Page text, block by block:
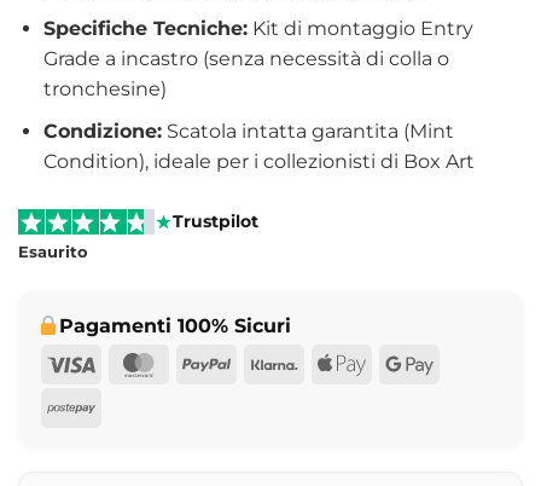
Specifiche Tecniche:Kit di montaggio Entry
Grade a incastro (senza necessità di colla o
tronchesine)
Condizione:Scatola intatta garantita (Mint
Condition), ideale per i collezionisti di Box Art
Trustpilot
Esaurito
Pagamenti 100% Sicuri
Visa
MasterCard
PayPalKlarna Apple Google
Postepay